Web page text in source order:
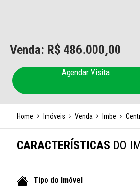
Venda: R$ 486.000,00
Agendar Visita
Home Imóveis Venda Imbe
CARACTERÍSTICAS DO
Tipo do Imóvel